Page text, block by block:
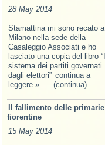
28 May 2014
Stamattina mi sono recato a
Milano nella sede della
Casaleggio Associati e ho
lasciato una copia del libro “Il
sistema dei partiti governati
dagli elettori” continua a
leggere » ... (continua)
Il fallimento delle primarie
fiorentine
15 May 2014